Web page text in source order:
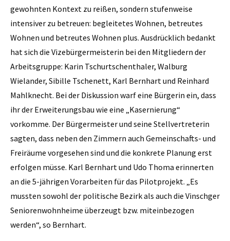
gewohnten Kontext zu reißen, sondern stufenweise
intensiver zu betreuen: begleitetes Wohnen, betreutes
Wohnen und betreutes Wohnen plus. Ausdrücklich bedankt
hat sich die Vizebürgermeisterin bei den Mitgliedern der
Arbeitsgruppe: Karin Tschurtschenthaler, Walburg
Wielander, Sibille Tschenett, Karl Bernhart und Reinhard
Mahlknecht. Bei der Diskussion warf eine Bürgerin ein, dass
ihr der Erweiterungsbau wie eine „Kasernierung“
vorkomme. Der Bürgermeister und seine Stellvertreterin
sagten, dass neben den Zimmern auch Gemeinschafts- und
Freiräume vorgesehen sind und die konkrete Planung erst
erfolgen müsse. Karl Bernhart und Udo Thoma erinnerten
an die 5-jährigen Vorarbeiten für das Pilotprojekt. „Es
mussten sowohl der politische Bezirk als auch die Vinschger
Seniorenwohnheime überzeugt bzw. miteinbezogen
werden“, so Bernhart.